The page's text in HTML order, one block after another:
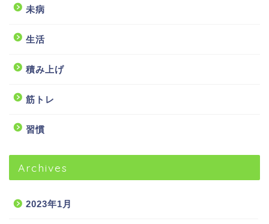
未病
生活
積み上げ
筋トレ
習慣
Archives
2023年1月